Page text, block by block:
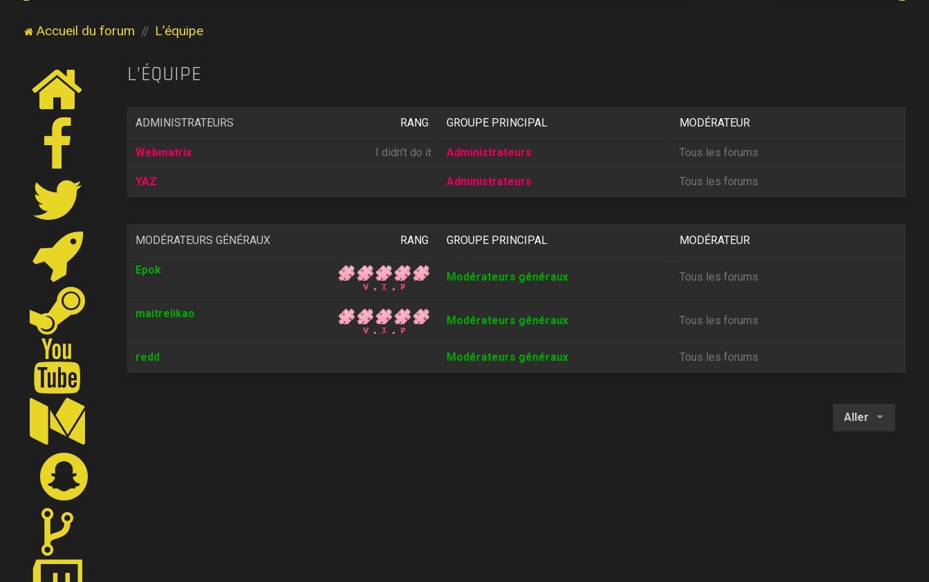
Accueil du forum L’équipe
L’ÉQUIPE
RANG
ADMINISTRATEURS GROUPE PRINCIPAL MODÉRATEUR
I didn't do it
Webmatrix Administrateurs Tous les forums
YAZ Administrateurs Tous les forums
RANG
MODÉRATEURS GÉNÉRAUX GROUPE PRINCIPAL MODÉRATEUR
Epok
Modérateurs généraux Tous les forums
maitrelikao
Modérateurs généraux Tous les forums
redd Modérateurs généraux Tous les forums
Aller